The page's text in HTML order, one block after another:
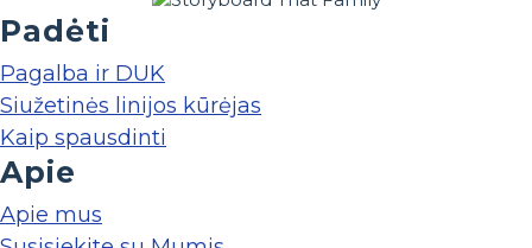
Padėti
Pagalba ir DUK
Siužetinės linijos kūrėjas
Kaip spausdinti
Apie
Apie mus